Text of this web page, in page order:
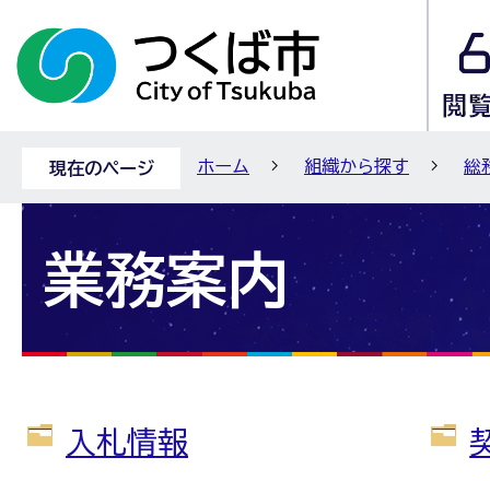
現在のページ ホーム 組織から探す 総
業務案内
入札情報